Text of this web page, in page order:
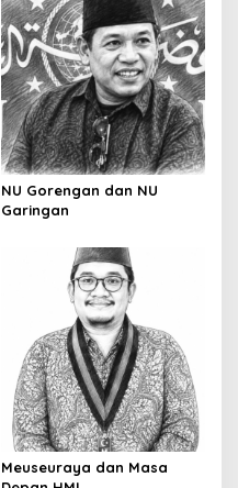
NU Gorengan dan NU
Garingan
Meuseuraya dan Masa